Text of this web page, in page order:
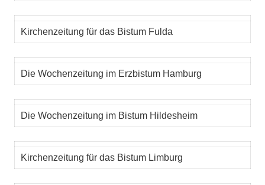
Kirchenzeitung für das Bistum Fulda
Die Wochenzeitung im Erzbistum Hamburg
Die Wochenzeitung im Bistum Hildesheim
Kirchenzeitung für das Bistum Limburg